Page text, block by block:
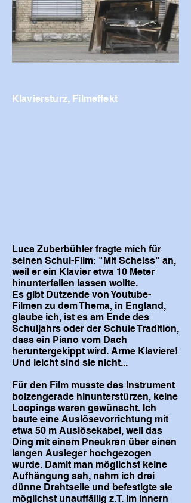
Klaviersturz, Filmeffekt
Luca Zuberbühler fragte mich für
seinen Schul-Film: "Mit Scheiss" an,
weil er ein Klavier etwa 10 Meter
hinunterfallen lassen wollte.
Es gibt Dutzende von Youtube-
Filmen zu dem Thema, in England,
glaube ich, ist es am Ende des
Schuljahrs oder der Schule Tradition,
dass ein Piano vom Dach
heruntergekippt wird. Arme Klaviere!
Und leicht sind sie nicht...
Für den Film musste das Instrument
bolzengerade hinunterstürzen, keine
Loopings waren gewünscht. Ich
baute eine Auslösevorrichtung mit
etwa 50 m Auslösekabel, weil das
Ding mit einem Pneukran über einen
langen Ausleger hochgezogen
wurde. Damit man möglichst keine
Aufhängung sah, nahm ich drei
dünne Drahtseile und befestigte sie
möglichst unauffällig z.T. im Innern